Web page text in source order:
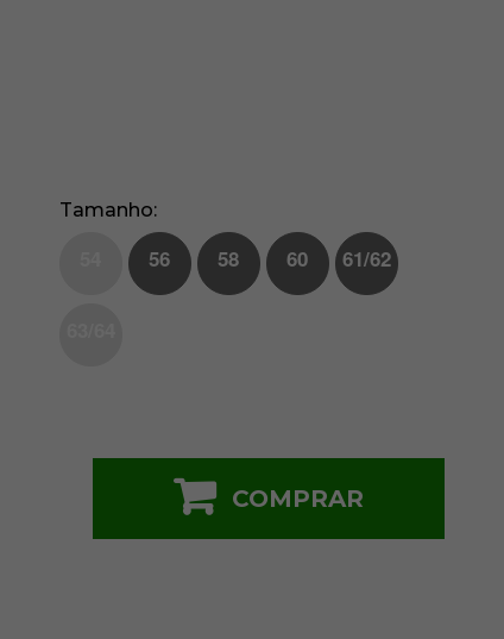
Tamanho
56 58 60 61/62
COMPRAR